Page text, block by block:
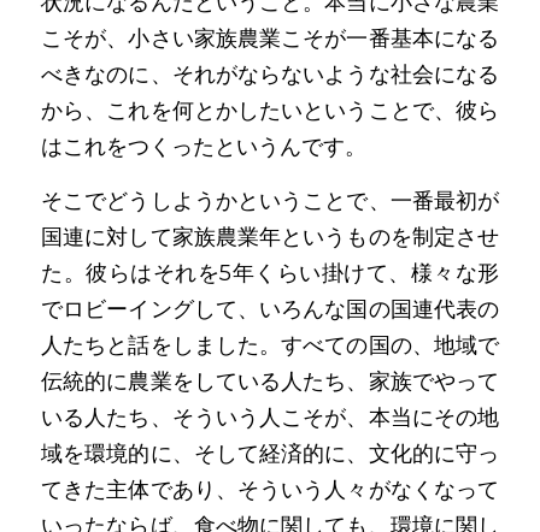
こそが、小さい家族農業こそが一番基本になる
べきなのに、それがならないような社会になる
から、これを何とかしたいということで、彼ら
はこれをつくったというんです。
そこでどうしようかということで、一番最初が
国連に対して家族農業年というものを制定させ
た。彼らはそれを5年くらい掛けて、様々な形
でロビーイングして、いろんな国の国連代表の
人たちと話をしました。すべての国の、地域で
伝統的に農業をしている人たち、家族でやって
いる人たち、そういう人こそが、本当にその地
域を環境的に、そして経済的に、文化的に守っ
てきた主体であり、そういう人々がなくなって
いったならば、食べ物に関しても、環境に関し